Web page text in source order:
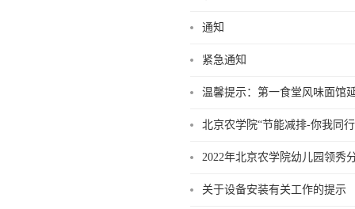
通知
紧急通知
温馨提示：第一食堂风味面馆
北京农学院“节能减排-你我同
2022年北京农学院幼儿园领秀
关于设备安装有关工作的提示